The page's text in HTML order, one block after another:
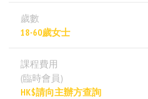
歲數
18-60歲女士
課程費用
(臨時會員)
HK$請向主辦方查詢